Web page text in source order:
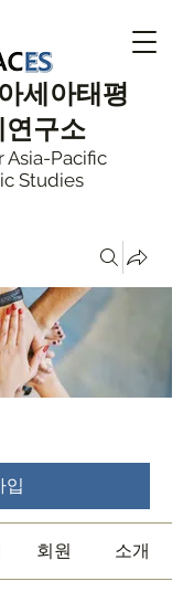
아세아태평
구소
Asia-Pacific
Studies
입
회원 소개